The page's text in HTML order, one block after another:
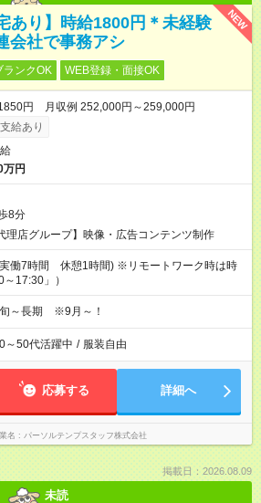
NEW
あり】時給1800円＊未経験
会社で事務アシ
ランクOK WEB登録・面接OK
円 月収例 252,000円～259,000円
給あり
円
8分
理店グループ】映像・広告コンテンツ制作
働7時間 休憩1時間) ※リモートワーク時は時
17:30」）
～長期 ※9月～！
～50代活躍中 / 服装自由
応募する 詳細へ
名 パーソルテンプスタッフ株式会社
掲載日：2026.08.09
未読